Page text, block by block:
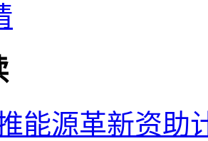
能源革新资助